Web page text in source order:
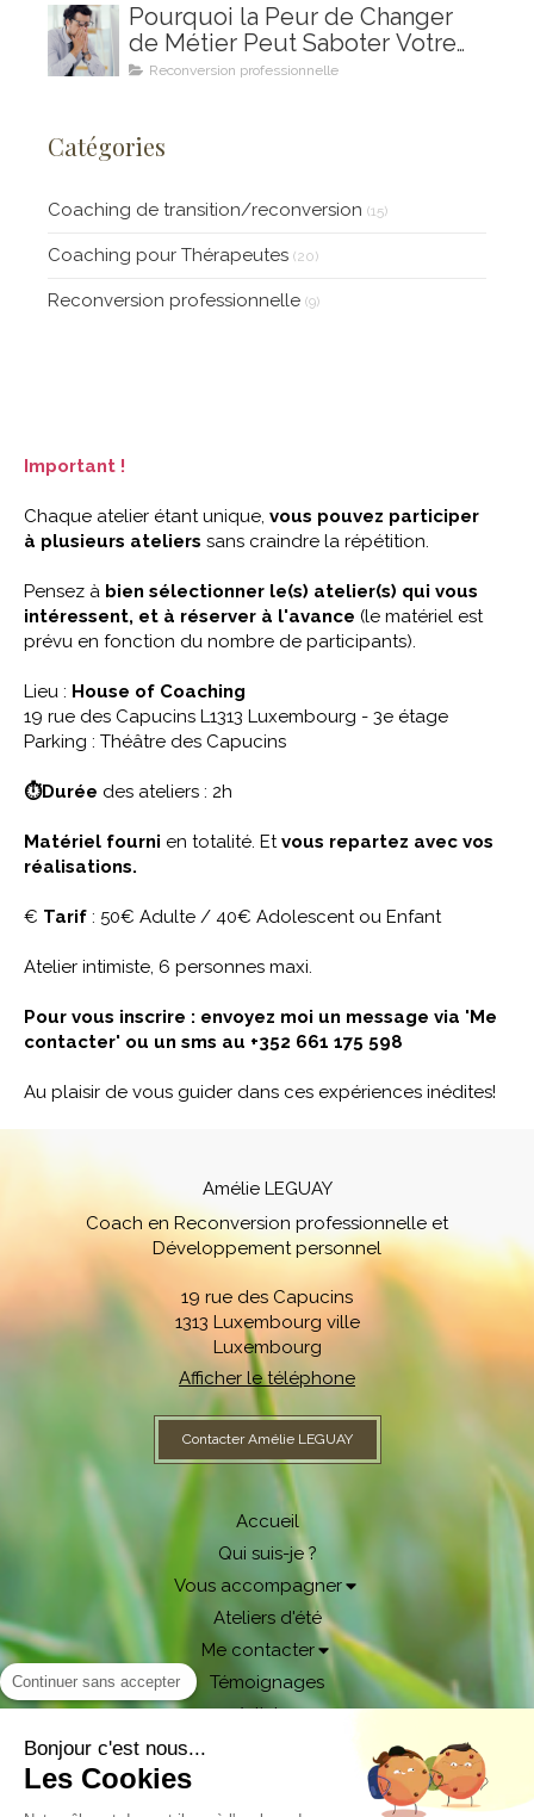
Pourquoi la Peur de Changer
de Métier Peut Saboter Votre
Projet de Reconversion
Aider à la Surmonter)
Reconversion professionnelle
Catégories
Coaching de transition/reconversion (15)
Coaching pour Thérapeutes (20)
Reconversion professionnelle (9)
Important !
Chaque atelier étant unique, vous pouvez participer
à plusieurs ateliers sans craindre la répétition.
Pensez à bien sélectionner le(s) atelier(s) qui vous
intéressent, et à réserver à l'avance (le matériel est
prévu en fonction du nombre de participants).
Lieu : House of Coaching
19 rue des Capucins L1313 Luxembourg - 3e étage
Parking : Théâtre des Capucins
⏱Durée des ateliers : 2h
Matériel fourni en totalité. Etvous repartez avec vos
réalisations.
€ Tarif : 50€ Adulte / 40€ Adolescent ou Enfant
Atelier intimiste, 6 personnes maxi.
Pour vous inscrire : envoyez moi un message via 'Me
contacter' ou un sms au +352 661 175 598
Au plaisir de vous guider dans ces expériences inédites!
Amélie LEGUAY
Coach en Reconversion professionnelle et
Développement personnel
19 rue des Capucins
1313 Luxembourg ville
Luxembourg
Afficher le téléphone
Contacter Amélie LEGUAY
Accueil
Qui suis-je ?
Vous accompagner
Ateliers d'été
Me contacter
Témoignages
Articles
Continuer sans accepter
Bonjour c'est nous...
Les Cookies